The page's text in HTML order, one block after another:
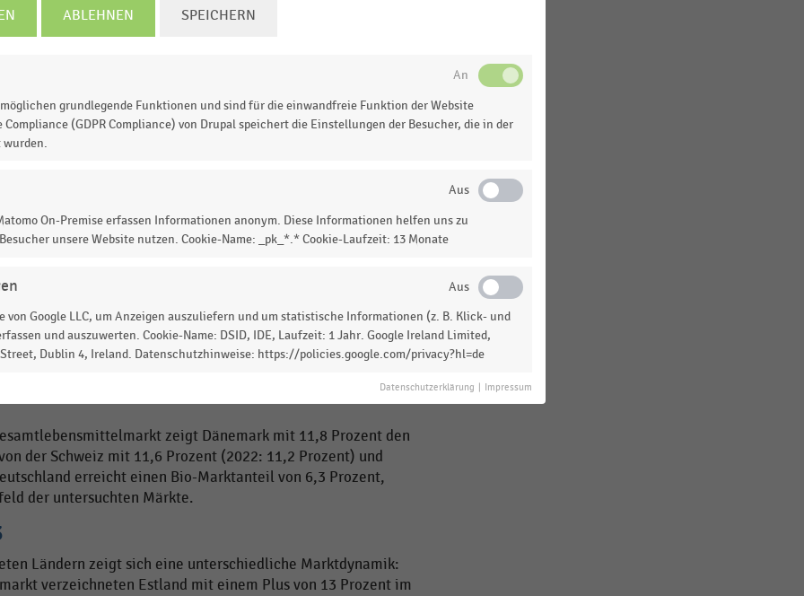
in den führenden europäischen Ländern.
Rangliste beim Pro-Kopf-Verbrauch von Bio-
liegt sie deutlich vor allen anderen europäischen Ländern.
Alpenland um 7 Prozent (2022: 437 Euro). Dänemark
auf 362 Euro seinen zweiten Platz. Österreich festigt seine
Euro auf 292 Euro pro Person und Jahr. Deutschland
Platz. Während dies zwar eine Steigerung von 5,5 Prozent
der deutsche Pro-Kopf-Konsum nur etwa 41 Prozent des
Markts in den einzelnen Ländern, führt Deutschland die
Milliarden Euro an, gefolgt von Frankreich mit 12,08
Nach einem Umsatzrückgang um 3,5 Prozent im Jahr
Markt im Jahr 2023 mit einem Plus von 5 Prozent gegenüber
zeigt Dänemark mit 11,8 Prozent den
der Schweiz mit 11,6 Prozent (2022: 11,2 Prozent) und
erreicht einen Bio-Marktanteil von 6,3 Prozent,
der untersuchten Märkte.
Ländern zeigt sich eine unterschiedliche Marktdynamik:
verzeichneten Estland mit einem Plus von 13 Prozent im
ABLEHNEN SPEICHERN
grundlegende Funktionen und sind für die einwandfreie Funktion der Website
(GDPR Compliance) von Drupal speichert die Einstellungen der Besucher, die in der
wurden.
On-Premise erfassen Informationen anonym. Diese Informationen helfen uns zu
unsere Website nutzen. Cookie-Name: _pk_*.* Cookie-Laufzeit: 13 Monate
von Google LLC, um Anzeigen auszuliefern und um statistische Informationen (z. B. Klick- und
und auszuwerten. Cookie-Name: DSID, IDE, Laufzeit: 1 Jahr. Google Ireland Limited,
Street, Dublin 4, Ireland. Datenschutzhinweise: https://policies.google.com/privacy?hl=de
Datenschutzerklärung Impressum